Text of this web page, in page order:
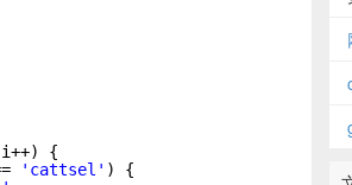
{
'cattsel' ) {